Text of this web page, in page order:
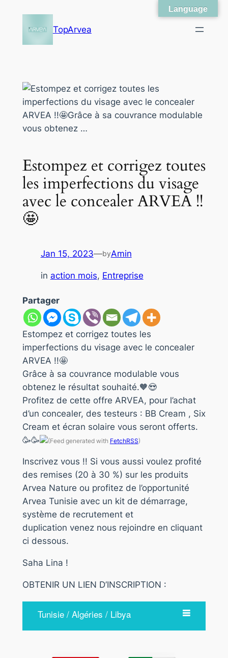
TopArvea
Estompez et corrigez toutes
les imperfections du visage
avec le concealer ARVEA !!
🤩
Jan 15, 2023—byAmin
in action mois, Entreprise
Partager
Estompez et corrigez toutes les
imperfections du visage avec le concealer
ARVEA !!🤩
Grâce à sa couvrance modulable vous
obtenez le résultat souhaité.🧡😍
Profitez de cette offre ARVEA, pour l’achat
d’un concealer, des testeurs : BB Cream , Six
Cream et écran solaire vous seront offerts.
🥳🥳
(Feed generated with FetchRSS)
Inscrivez vous !! Si vous aussi voulez profité
des remises (20 à 30 %) sur les produits
Arvea Nature ou profitez de l’opportunité
Arvea Tunisie avec un kit de démarrage,
système de recrutement et
duplication venez nous rejoindre en cliquant
ci dessous.
Saha Lina !
OBTENIR UN LIEN D’INSCRIPTION :
Tunisie / Algéries / Libya
Language